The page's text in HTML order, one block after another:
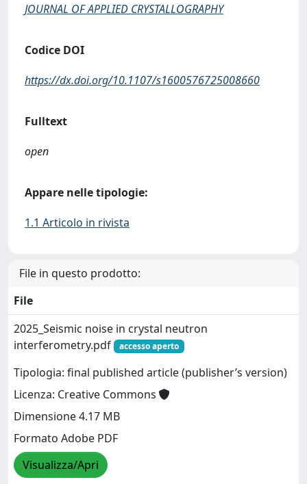
JOURNAL OF APPLIED CRYSTALLOGRAPHY
Codice DOI
https://dx.doi.org/10.1107/s1600576725008660
Fulltext
open
Appare nelle tipologie:
1.1 Articolo in rivista
File in questo prodotto:
File
2025_Seismic noise in crystal neutron
interferometry.pdf
accesso aperto
Tipologia: final published article (publisher’s version)
Licenza: Creative Commons
Dimensione 4.17 MB
Formato Adobe PDF
Visualizza/Apri